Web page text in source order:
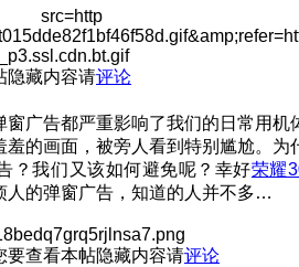
隐藏内容请评论
窗广告都严重影响了我们的日常用机
羞的画面，被旁人看到特别尴尬。为
？我们又该如何避免呢？幸好荣耀
人的弹窗广告，知道的人并不多…
要查看本帖隐藏内容请评论